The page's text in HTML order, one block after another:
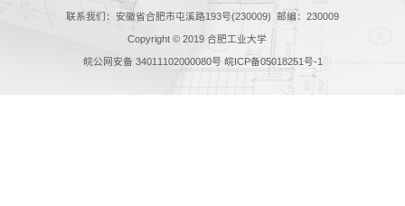
联系我们：安徽省合肥市屯溪路193号(230009) 邮编：230009
Copyright © 2019 合肥工业大学
皖公网安备 34011102000080号 皖ICP备05018251号-1